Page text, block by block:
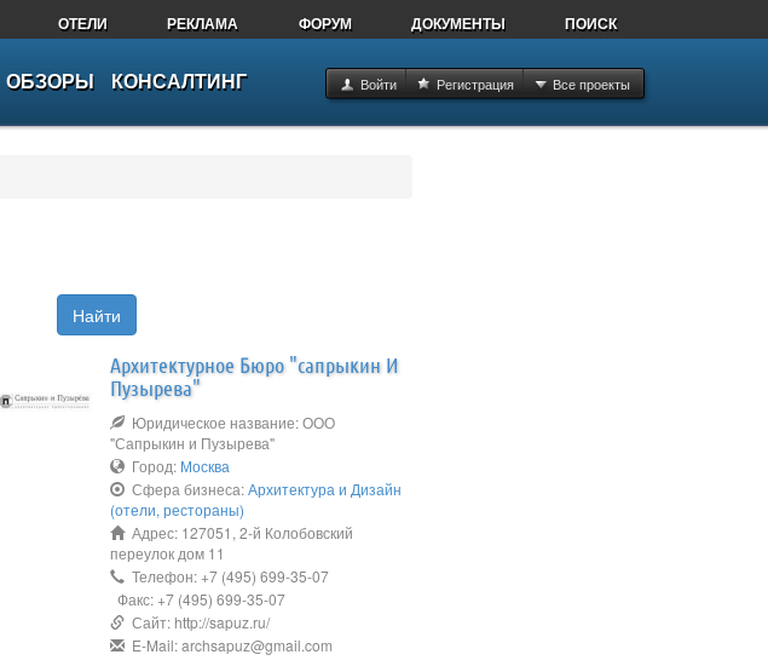
ОТЕЛИ РЕКЛАМА ФОРУМ ДОКУМЕНТЫ ПОИСК
ОБЗОРЫ КОНСАЛТИНГ Войти Регистрация Все проекты
Найти
Архитектурное Бюро "сапрыкин И
Пузырева"
Юридическое название: ООО
"Сапрыкин и Пузырева"
Город: Москва
Сфера бизнеса:Архитектура и Дизайн
(отели, рестораны)
Адрес: 127051, 2-й Колобовский
переулок дом 11
Телефон: +7 (495) 699-35-07
Факс: +7 (495) 699-35-07
Сайт: http://sapuz.ru/
E-Mail: archsapuz@gmail.com